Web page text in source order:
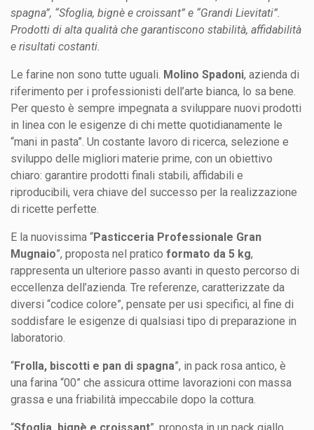
spagna”, “Sfoglia, bignè e croissant” e “Grandi Lievitati”.
Prodotti di alta qualità che garantiscono stabilità, affidabilità
e risultati costanti.
Le farine non sono tutte uguali. Molino Spadoni, azienda di
riferimento per i professionisti dell’arte bianca, lo sa bene.
Per questo è sempre impegnata a sviluppare nuovi prodotti
in linea con le esigenze di chi mette quotidianamente le
“mani in pasta”. Un costante lavoro di ricerca, selezione e
sviluppo delle migliori materie prime, con un obiettivo
chiaro: garantire prodotti finali stabili, affidabili e
riproducibili, vera chiave del successo per la realizzazione
di ricette perfette.
E la nuovissima “Pasticceria Professionale Gran
Mugnaio”, proposta nel pratico formato da 5 kg,
rappresenta un ulteriore passo avanti in questo percorso di
eccellenza dell’azienda. Tre referenze, caratterizzate da
diversi “codice colore”, pensate per usi specifici, al fine di
soddisfare le esigenze di qualsiasi tipo di preparazione in
laboratorio.
“Frolla, biscotti e pan di spagna”, in pack rosa antico, è
una farina “00” che assicura ottime lavorazioni con massa
grassa e una friabilità impeccabile dopo la cottura.